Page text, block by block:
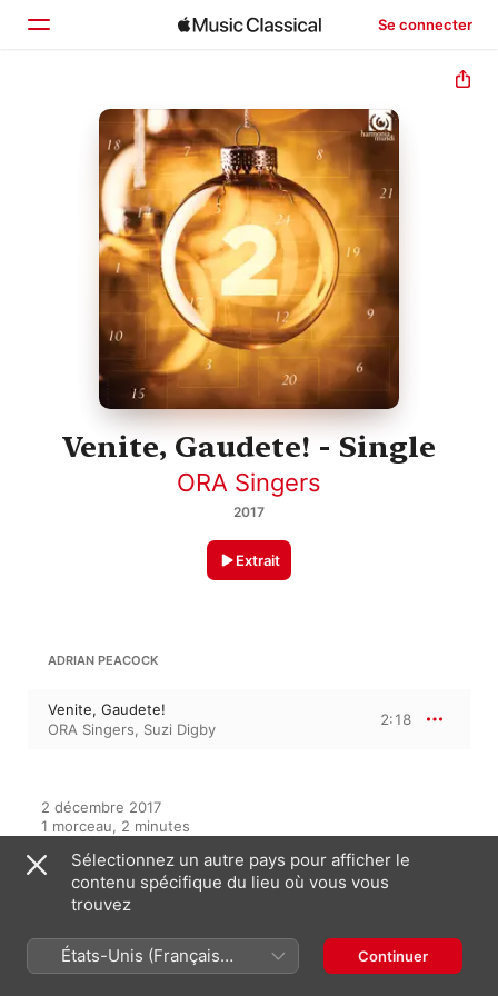
Se connecter
Accueil
Parcourir
Rechercher
Venite, Gaudete! - Single
ORA Singers
2017
Extrait
ADRIAN PEACOCK
Venite, Gaudete!
ORA Singers, Suzi Digby
2:18
2 décembre 2017
1 morceau, 2 minutes
LABEL
harmonia mundi
Sélectionnez un autre pays pour afficher le
contenu spécifique du lieu où vous vous
trouvez
États-Unis (Français
France)
Continuer